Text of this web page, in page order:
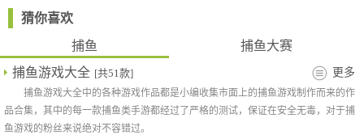
技巧一、不要使用不适合的倍率
炮台是游戏里最重要的道具，相对来说捕鱼时使用的倍率也是相当
重要的，那么在进行游戏的时候，我们要学会根据不同的鱼类、
BOSS来选择不同的炮倍。比如在刚进入渔场的时候，BOSS如果还
没出现，我们可以切换成低倍炮，捕抓小鱼热热身，节省金币，等
待BOSS出现之后，再切换成高倍，实现捕鱼奖励最大化，从而在
猜你喜欢
捕鱼
捕鱼大赛
捕鱼游戏大全 [共51款] 更多
捕鱼游戏大全中的各种游戏作品都是小编收集市面上的捕鱼游戏制作而来的作
品合集，其中的每一款捕鱼类手游都经过了严格的测试，保证在安全无毒，对于捕
鱼游戏的粉丝来说绝对不容错过。